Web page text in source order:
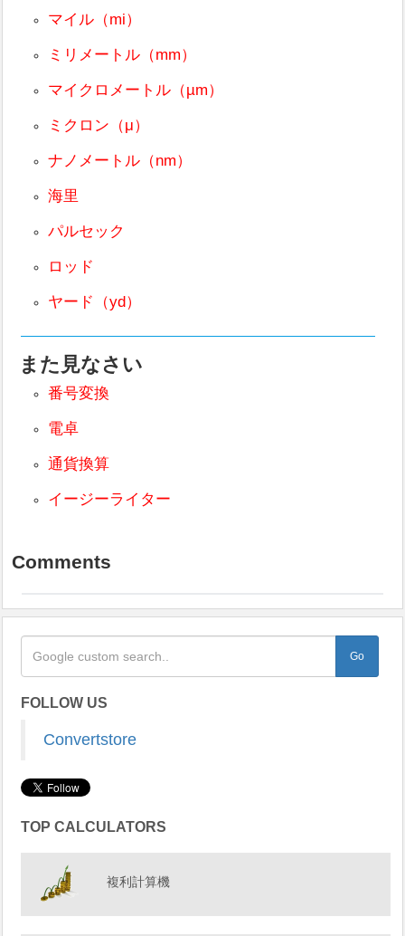
マイル（mi）
ミリメートル（mm）
マイクロメートル（µm）
ミクロン（μ）
ナノメートル（nm）
海里
パルセック
ロッド
ヤード（yd）
また見なさい
番号変換
電卓
通貨換算
イージーライター
Comments
FOLLOW US
Convertstore
TOP CALCULATORS
複利計算機